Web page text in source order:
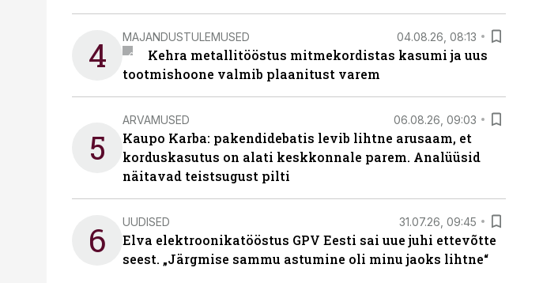
4 MAJANDUSTULEMUSED 04.08.26, 08:13
Kehra metallitööstus mitmekordistas kasumi ja uus
tootmishoone valmib plaanitust varem
5
ARVAMUSED 06.08.26, 09:03
Kaupo Karba: pakendidebatis levib lihtne arusaam, et
korduskasutus on alati keskkonnale parem. Analüüsid
näitavad teistsugust pilti
6 UUDISED 31.07.26, 09:45
Elva elektroonikatööstus GPV Eesti sai uue juhi ettevõtte
seest. „Järgmise sammu astumine oli minu jaoks lihtne“